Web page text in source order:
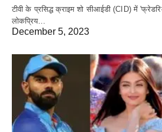
टीवी के प्रसिद्ध क्राइम शो सीआईडी (CID) में
लोकप्रिय…
December 5, 2023